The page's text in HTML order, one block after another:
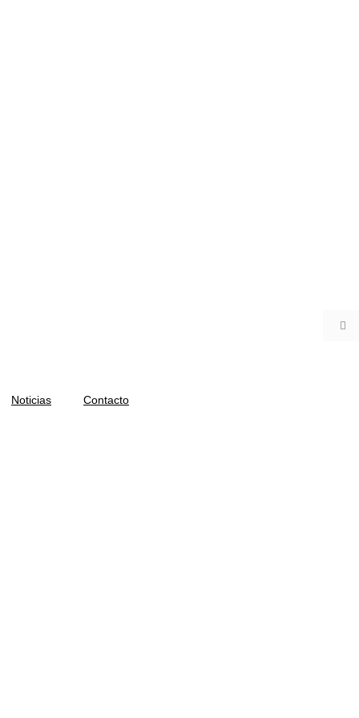

Noticias Contacto